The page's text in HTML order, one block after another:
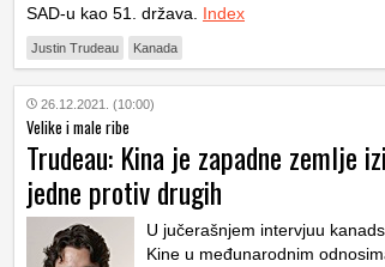
SAD-u kao 51. država. Index
Justin Trudeau Kanada
26.12.2021. (10:00)
Velike i male ribe
Trudeau: Kina je zapadne zemlje
jedne protiv drugih
U jučerašnjem intervjuu
Kine u međunarodnim